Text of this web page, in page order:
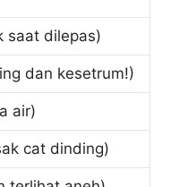
saat dilepas)
dan kesetrum!)
air)
cat dinding)